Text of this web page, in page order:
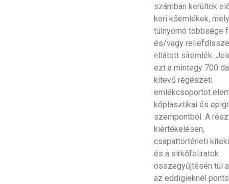
számban kerültek
kori kőemlékek,
túlnyomó többsége
és/vagy
ellátott síremlék.
ezt a mintegy 700
kitevő régészeti
emlékcsoportot
kőplasztikai és
szempontból. A
kiértékelésen,
csapattörténeti
és a sírkőfeliratok
összegyűjtésén túl
az eddigieknél